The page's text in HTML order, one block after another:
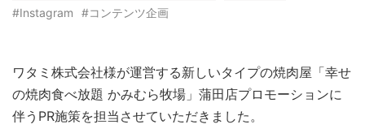
#Instagram
#コンテンツ企画
ワタミ株式会社様が運営する新しいタイプの焼肉屋「幸せ
の焼肉食べ放題 かみむら牧場」蒲田店プロモーションに
伴うPR施策を担当させていただきました。